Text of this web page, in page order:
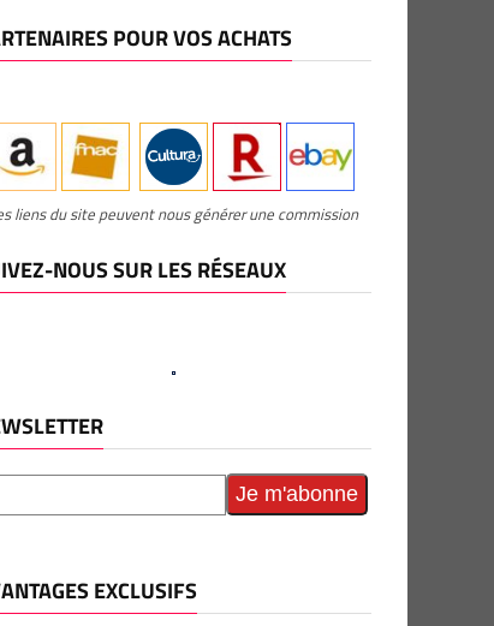
POUR VOS ACHATS
liens du site peuvent nous générer une commission
NOUS SUR LES RÉSEAUX
EXCLUSIFS